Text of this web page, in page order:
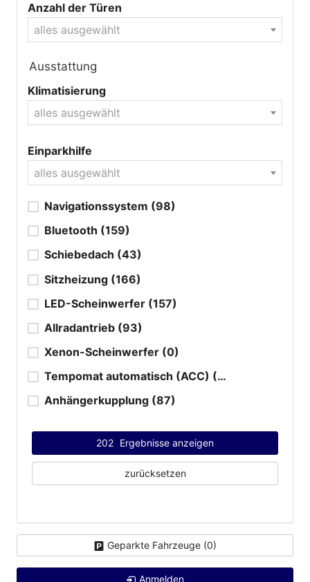
Anzahl der Türen
alles ausgewählt
Ausstattung
Klimatisierung
alles ausgewählt
Einparkhilfe
alles ausgewählt
Navigationssystem (98)
Bluetooth (159)
Schiebedach (43)
Sitzheizung (166)
LED-Scheinwerfer (157)
Allradantrieb (93)
Xenon-Scheinwerfer (0)
Tempomat automatisch (ACC) (164)
Anhängerkupplung (87)
202 Ergebnisse anzeigen
zurücksetzen
Geparkte Fahrzeuge (0)
Anmelden